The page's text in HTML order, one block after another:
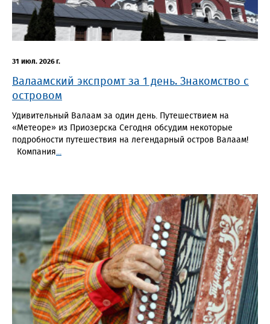
31 июл. 2026 г.
Валаамский экспромт за 1 день. Знакомство с
островом
Удивительный Валаам за один день. Путешествием на
«Метеоре» из Приозерска Сегодня обсудим некоторые
подробности путешествия на легендарный остров Валаам!
Компания...